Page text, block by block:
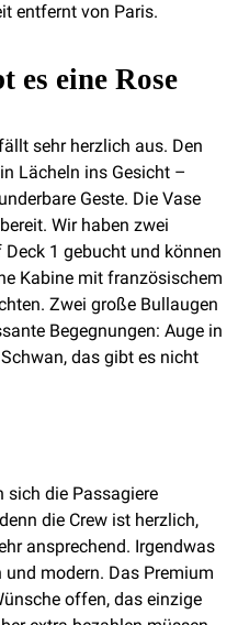
entfernt von Paris.
es eine Rose
sehr herzlich aus. Den
Lächeln ins Gesicht –
Geste. Die Vase
Wir haben zwei
1 gebucht und können
Kabine mit französischem
Zwei große Bullaugen
Begegnungen: Auge in
das gibt es nicht
sich die Passagiere
die Crew ist herzlich,
ansprechend. Irgendwas
modern. Das Premium
offen, das einzige